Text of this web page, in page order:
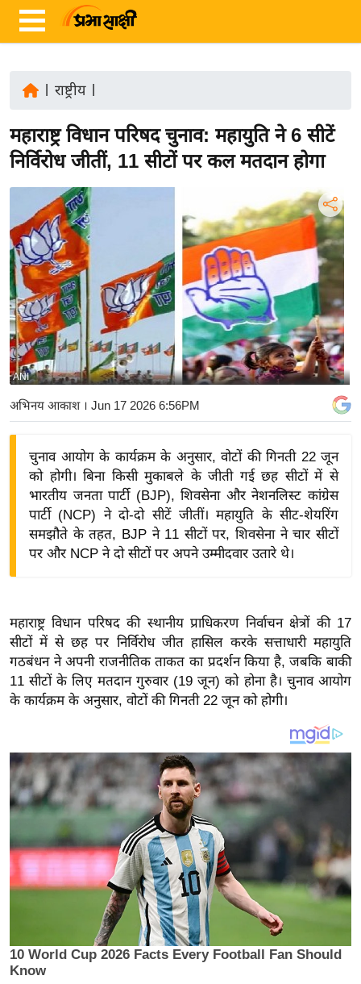
ज़ा
ख
रा
ष्ट्री
य
अं
त
र्रा
ष्ट्री
य
बि
ज़
द्यो
वि
शे
ष
ज्ञ
रा
ब
ज
ट
ल
क्रि
के
P
L
राष्ट्रीय|
महाराष्ट्र विधान परिषद चुनाव: महायुति ने 6 सीटें
निर्विरोध जीतीं, 11 सीटों पर कल मतदान होगा
ANI
अभिनय आकाश। Jun 17 2026 6:56PM
चुनाव आयोग के कार्यक्रम के अनुसार, वोटों की गिनती 22 जून
को होगी। बिना किसी मुकाबले के जीती गई छह सीटों में से
भारतीय जनता पार्टी (BJP), शिवसेना और नेशनलिस्ट कांग्रेस
पार्टी (NCP) ने दो-दो सीटें जीतीं। महायुति के सीट-शेयरिंग
समझौते के तहत, BJP ने 11 सीटों पर, शिवसेना ने चार सीटों
पर और NCP ने दो सीटों पर अपने उम्मीदवार उतारे थे।
महाराष्ट्र विधान परिषद की स्थानीय प्राधिकरण निर्वाचन क्षेत्रों की 17
सीटों में से छह पर निर्विरोध जीत हासिल करके सत्ताधारी महायुति
गठबंधन ने अपनी राजनीतिक ताकत का प्रदर्शन किया है, जबकि बाकी
11 सीटों के लिए मतदान गुरुवार (19 जून) को होना है। चुनाव आयोग
के कार्यक्रम के अनुसार, वोटों की गिनती 22 जून को होगी।